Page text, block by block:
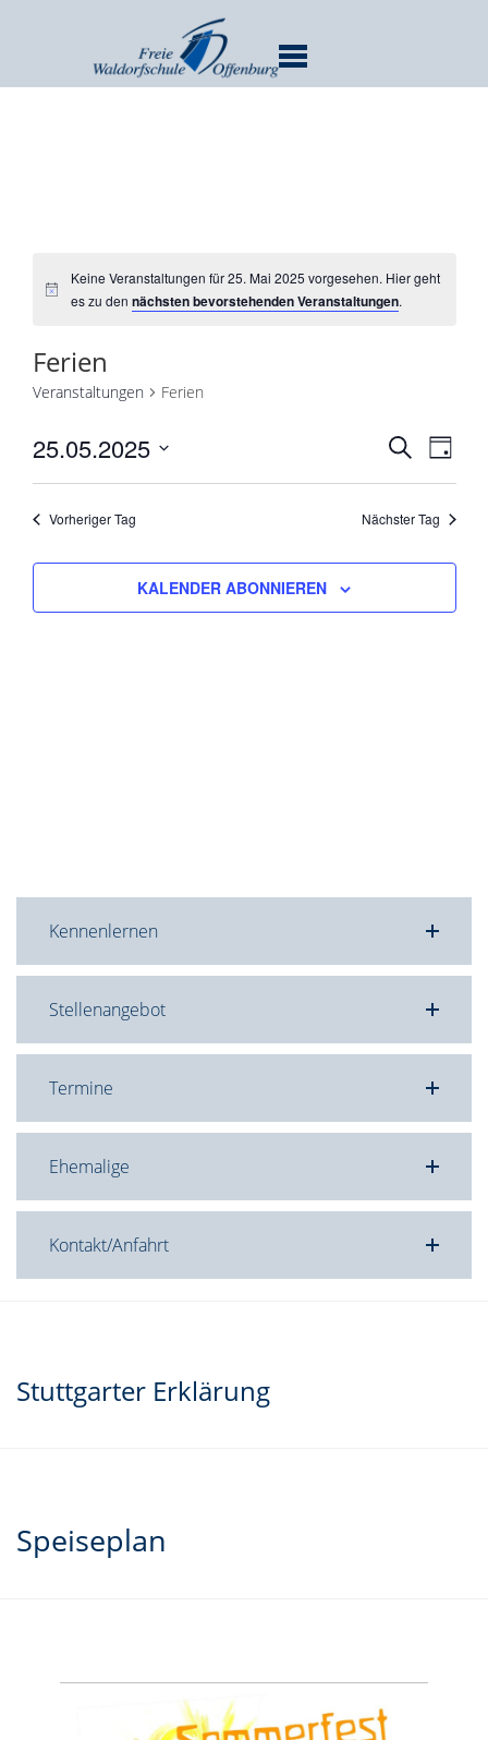
Keine Veranstaltungen für 25. Mai 2025 vorgesehen. Hier geht
es zu dennächsten bevorstehenden Veranstaltungen.
Ferien
Veranstaltungen Ferien
Suche
und
SUCHE
TAG
25.05.2025
Datum
wählen.
Vorheriger Tag Nächster Tag
KALENDER ABONNIEREN
Kennenlernen
Stellenangebot
Termine
Ehemalige
Kontakt/Anfahrt
Stuttgarter Erklärung
Speiseplan